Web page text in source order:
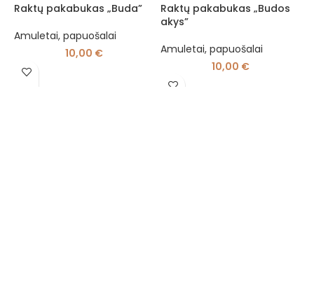
Raktų pakabukas „Buda”
Amuletai, papuošalai
10,00 €
Raktų pakabukas „Budos
akys”
Amuletai, papuošalai
10,00 €